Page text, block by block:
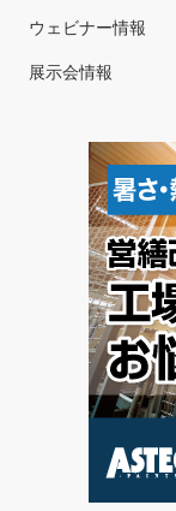
ウェビナー情報
展示会情報